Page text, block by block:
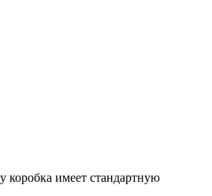
коробка имеет стандартную